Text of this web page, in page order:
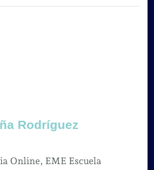
Rodríguez
Online, EME Escuela